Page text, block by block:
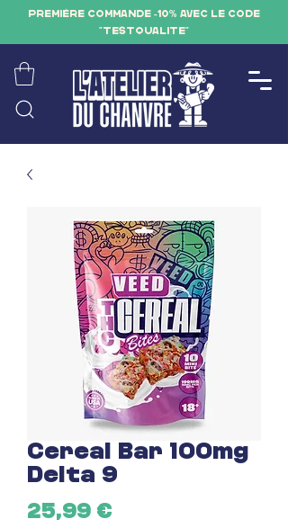
PREMIÈRE COMMANDE -10% AVEC LE CODE
"TESTQUALITE"
Cereal Bar 100mg
Delta 9
25,99 €